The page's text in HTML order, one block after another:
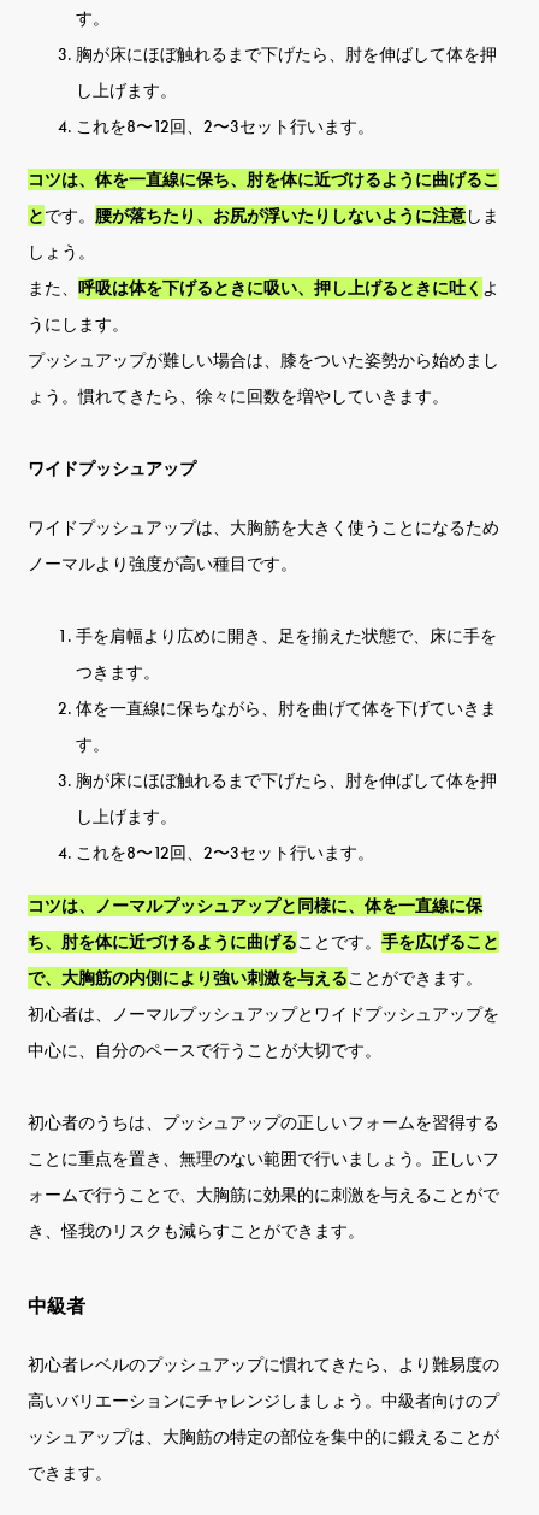
す。
胸が床にほぼ触れるまで下げたら、肘を伸ばして体を押
し上げます。
これを8〜12回、2〜3セット行います。
コツは、体を一直線に保ち、肘を体に近づけるように曲げるこ
とです。 腰が落ちたり、お尻が浮いたりしないように注意しま
しょう。
また、 呼吸は体を下げるときに吸い、押し上げるときに吐く よ
うにします。
プッシュアップが難しい場合は、膝をついた姿勢から始めまし
ょう。慣れてきたら、徐々に回数を増やしていきます。
ワイドプッシュアップ
ワイドプッシュアップは、大胸筋を大きく使うことになるため
ノーマルより強度が高い種目です。
手を肩幅より広めに開き、足を揃えた状態で、床に手を
つきます。
体を一直線に保ちながら、肘を曲げて体を下げていきま
す。
胸が床にほぼ触れるまで下げたら、肘を伸ばして体を押
し上げます。
これを8〜12回、2〜3セット行います。
コツは、ノーマルプッシュアップと同様に、体を一直線に保
ち、肘を体に近づけるように曲げることです。 手を広げること
で、大胸筋の内側により強い刺激を与えることができます。
初心者は、ノーマルプッシュアップとワイドプッシュアップを
中心に、自分のペースで行うことが大切です。
初心者のうちは、プッシュアップの正しいフォームを習得する
ことに重点を置き、無理のない範囲で行いましょう。正しいフ
ォームで行うことで、大胸筋に効果的に刺激を与えることがで
き、怪我のリスクも減らすことができます。
中級者
初心者レベルのプッシュアップに慣れてきたら、より難易度の
高いバリエーションにチャレンジしましょう。中級者向けのプ
ッシュアップは、大胸筋の特定の部位を集中的に鍛えることが
できます。